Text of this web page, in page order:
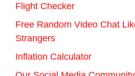
Flight Checker
Free Random Video Chat
Strangers
Inflation Calculator